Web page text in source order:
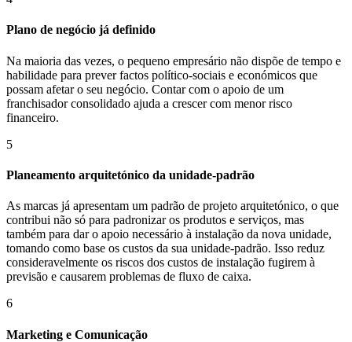
Plano de negócio já definido
Na maioria das vezes, o pequeno empresário não dispõe de tempo e
habilidade para prever factos político-sociais e económicos que
possam afetar o seu negócio. Contar com o apoio de um
franchisador consolidado ajuda a crescer com menor risco
financeiro.
5
Planeamento arquitetónico da unidade-padrão
As marcas já apresentam um padrão de projeto arquitetónico, o que
contribui não só para padronizar os produtos e serviços, mas
também para dar o apoio necessário à instalação da nova unidade,
tomando como base os custos da sua unidade-padrão. Isso reduz
consideravelmente os riscos dos custos de instalação fugirem à
previsão e causarem problemas de fluxo de caixa.
6
Marketing e Comunicação